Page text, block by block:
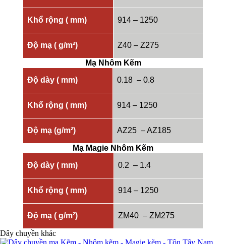
Khổ rộng ( mm) 914 – 1250
Độ mạ ( g/m²) Z40 – Z275
Mạ Nhôm Kẽm
Độ dày ( mm)
0.18 – 0.8
Khổ rộng ( mm) 914 – 1250
Độ mạ (g/m²) AZ25 – AZ185
Mạ Magie Nhôm Kẽm
Độ dày ( mm)
0.2 – 1.4
Khổ rộng ( mm) 914 – 1250
Độ mạ ( g/m²) ZM40 – ZM275
Dây chuyền khác